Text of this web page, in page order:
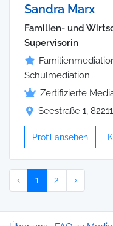
Sandra Marx
Familien- und
Supervisorin
Schulmediation
Zertifizierte
Seestraße 1,
Profil ansehen
‹ 1 2 ›